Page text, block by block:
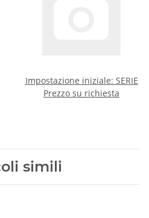
Impostazione iniziale: SERIE
Prezzo su richiesta
simili